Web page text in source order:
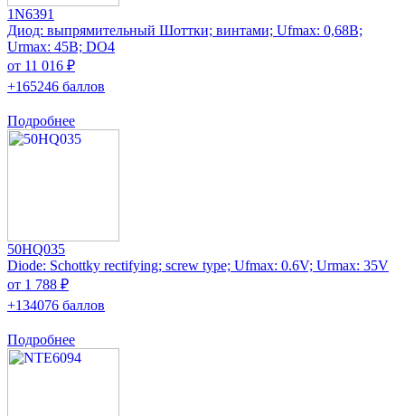
1N6391
Диод: выпрямительный Шоттки; винтами; Ufmax: 0,68В;
Urmax: 45В; DO4
от 11 016 ₽
+165246 баллов
Подробнее
50HQ035
Diode: Schottky rectifying; screw type; Ufmax: 0.6V; Urmax: 35V
от 1 788 ₽
+134076 баллов
Подробнее